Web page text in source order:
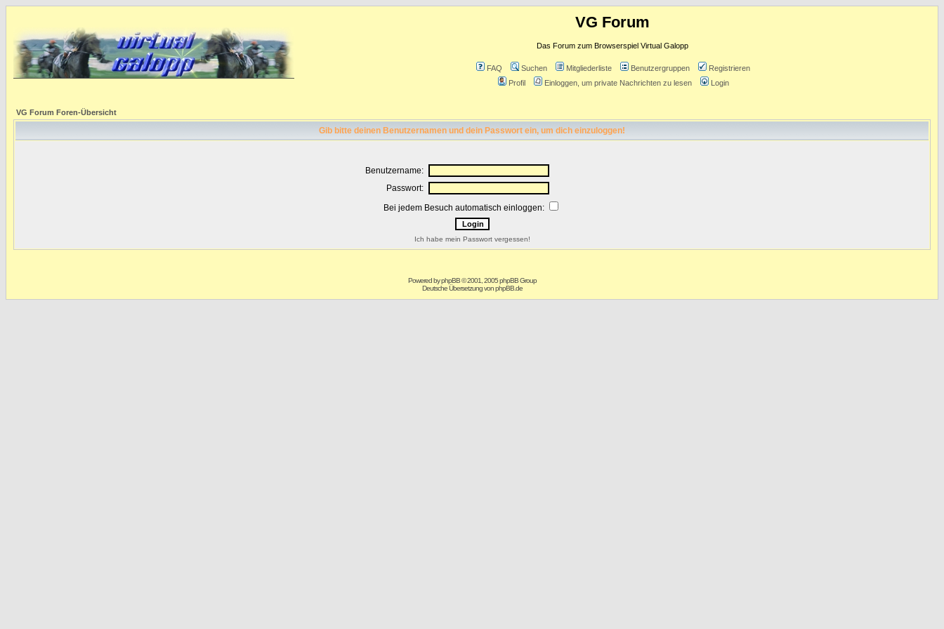
VG Forum
Das Forum zum Browserspiel Virtual Galopp
FAQ Suchen Mitgliederliste Benutzergruppen
Registrieren
Profil
Einloggen, um private Nachrichten zu lesen Login
VG Forum Foren-Übersicht
Gib bitte deinen Benutzernamen und dein Passwort ein, um dich einzuloggen!
Benutzername:
Passwort:
Bei jedem Besuch automatisch einloggen:
Ich habe mein Passwort vergessen!
Powered byphpBB© 2001, 2005 phpBB Group
Deutsche Übersetzung vonphpBB.de